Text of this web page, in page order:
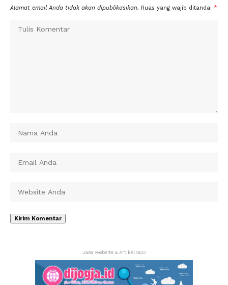
Alamat email Anda tidak akan dipublikasikan. Ruas yang wajib ditandai *
Jasa Website & Artikel SEO